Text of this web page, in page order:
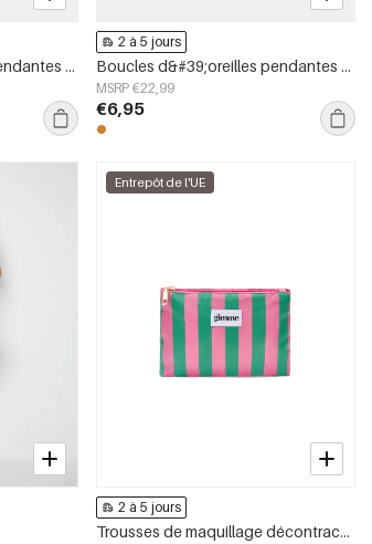
Boucles d&#39;oreilles pendantes en acier inoxydable, forme elliptique, style décontracté, collection simple pour femmes
2 à 5 jours
Boucles d&#39;oreilles pendantes en acier inoxydable, forme géométrique, collection simple pour le quotidien, bijoux pour femmes
MSRP €22,99
€6,95
Entrepôt de l'UE
2 à 5 jours
Trousses de maquillage décontractées en polyester pour accessoires quotidiens